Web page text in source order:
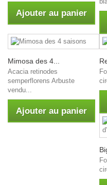
Ajouter au panier
Mimosa des 4...
Acacia retinodes
semperflorens Arbuste
vendu...
Ajouter au panier